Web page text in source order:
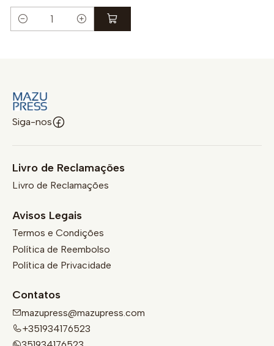
Quantidade
Siga-nos
Livro de Reclamações
Livro de Reclamações
Avisos Legais
Termos e Condições
Política de Reembolso
Política de Privacidade
Contatos
mazupress@mazupress.com
+351934176523